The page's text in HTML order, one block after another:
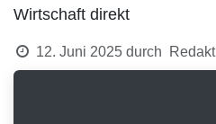
Wirtschaft direkt
12. Juni 2025 durch